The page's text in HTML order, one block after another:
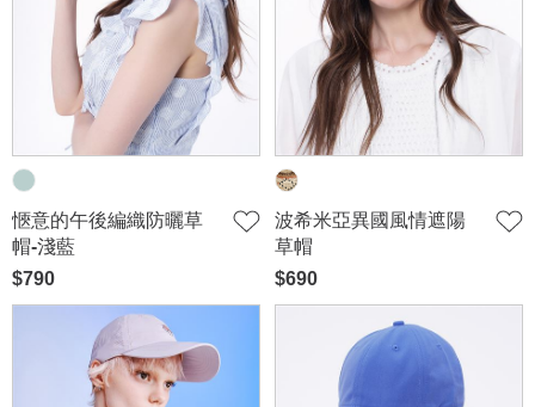
愜意的午後編織防曬草
帽-淺藍
$790
波希米亞異國風情遮陽
草帽
$690